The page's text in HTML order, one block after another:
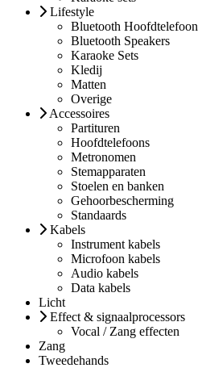
Lifestyle
Bluetooth
Bluetooth Speakers
Karaoke Sets
Kledij
Matten
Overige
Accessoires
Partituren
Hoofdtelefoons
Metronomen
Stemapparaten
Stoelen en banken
Gehoorbescherming
Standaards
Kabels
Instrument kabels
Microfoon kabels
Audio kabels
Data kabels
Licht
Effect & signaalprocessors
Vocal / Zang effecten
Zang
Tweedehands